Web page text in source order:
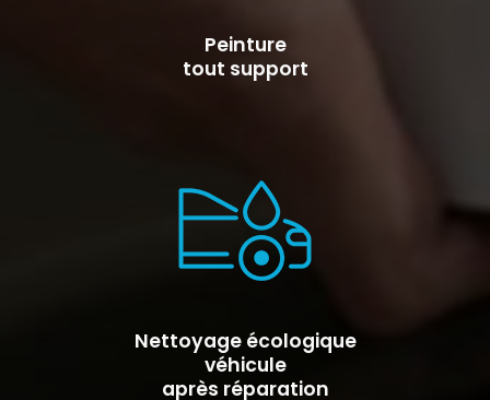
Peinture
tout support
Nettoyage écologique
véhicule
après réparation